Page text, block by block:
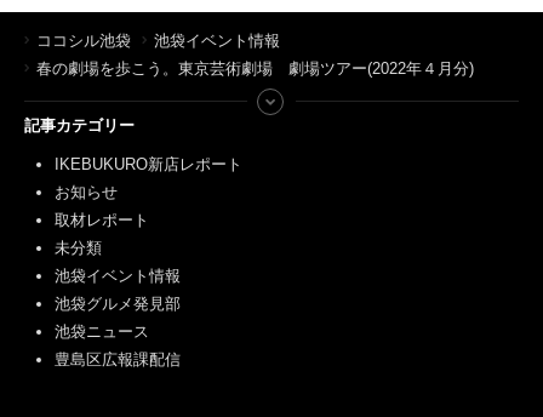
ココシル池袋
池袋イベント情報
春の劇場を歩こう。東京芸術劇場 劇場ツアー(2022年４月分)
記事カテゴリー
IKEBUKURO新店レポート
お知らせ
取材レポート
未分類
池袋イベント情報
池袋グルメ発見部
池袋ニュース
豊島区広報課配信